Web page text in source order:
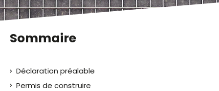
Sommaire
Déclaration préalable
Permis de construire